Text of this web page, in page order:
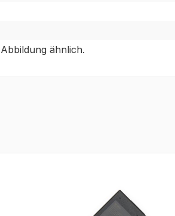
ähnlich.